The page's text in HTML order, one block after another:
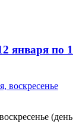
января по 1
(день